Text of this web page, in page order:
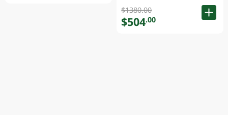
$1380.00
$504.00